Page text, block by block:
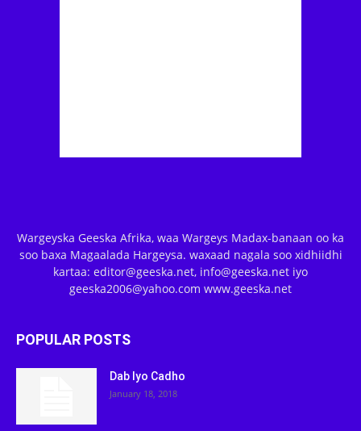
Wargeyska Geeska Afrika, waa Wargeys Madax-banaan oo ka
soo baxa Magaalada Hargeysa. waxaad nagala soo xidhiidhi
kartaa: editor@geeska.net, info@geeska.net iyo
geeska2006@yahoo.com www.geeska.net
POPULAR POSTS
Dab Iyo Cadho
January 18, 2018